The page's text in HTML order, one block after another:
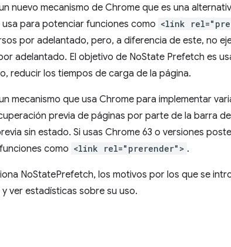
nuevo mecanismo de Chrome que es una
usa para potenciar funciones como <link
por adelantado, pero, a diferencia de este, no
adelantado. El objetivo de NoState Prefetch es
reducir los tiempos de carga de la página.
mecanismo que usa Chrome para implementar
previa de páginas por parte de la barra
sin estado. Si usas Chrome 63 o versiones
como <link rel="prerender"> .
NoStatePrefetch, los motivos por los que se
ver estadísticas sobre su uso.